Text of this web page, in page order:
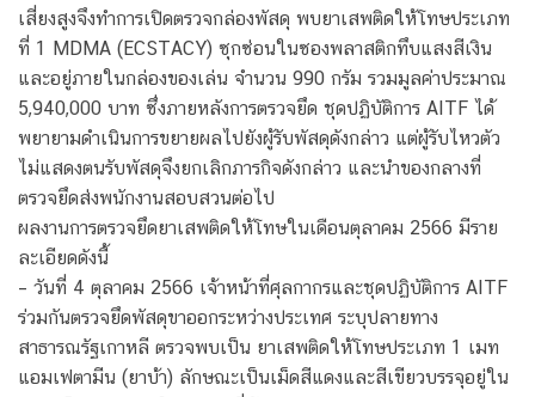
เสี่ยงสูงจึงทำการเปิดตรวจกล่องพัสดุ พบยาเสพติดให้โทษประเภท
ที่ 1 MDMA (ECSTACY) ซุกซ่อนในซองพลาสติกทึบแสงสีเงิน
และอยู่ภายในกล่องของเล่น จำนวน 990 กรัม รวมมูลค่าประมาณ
5,940,000 บาท ซึ่งภายหลังการตรวจยึด ชุดปฏิบัติการ AITF ได้
พยายามดำเนินการขยายผลไปยังผู้รับพัสดุดังกล่าว แต่ผู้รับไหวตัว
ไม่แสดงตนรับพัสดุจึงยกเลิกภารกิจดังกล่าว และนำของกลางที่
ตรวจยึดส่งพนักงานสอบสวนต่อไป
ผลงานการตรวจยึดยาเสพติดให้โทษในเดือนตุลาคม 2566 มีราย
ละเอียดดังนี้
– วันที่ 4 ตุลาคม 2566 เจ้าหน้าที่ศุลกากรและชุดปฏิบัติการ AITF
ร่วมกันตรวจยึดพัสดุขาออกระหว่างประเทศ ระบุปลายทาง
สาธารณรัฐเกาหลี ตรวจพบเป็น ยาเสพติดให้โทษประเภท 1 เมท
แอมเฟตามีน (ยาบ้า) ลักษณะเป็นเม็ดสีแดงและสีเขียวบรรจุอยู่ใน